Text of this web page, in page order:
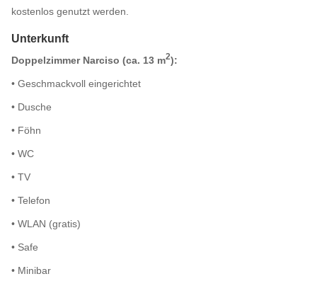
kostenlos genutzt werden.
Unterkunft
Doppelzimmer Narciso (ca. 13 m2):
• Geschmackvoll eingerichtet
• Dusche
• Föhn
• WC
• TV
• Telefon
• WLAN (gratis)
• Safe
• Minibar